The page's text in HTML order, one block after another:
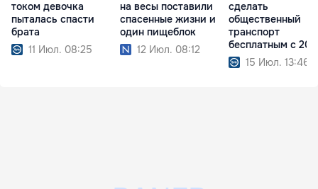
током девочка
пыталась спасти
брата
11 Июл. 08:25
на весы поставили
спасенные жизни и
один пищеблок
12 Июл. 08:12
сделать
общественный
транспорт
бесплатным с
года15 Июл. 13:46